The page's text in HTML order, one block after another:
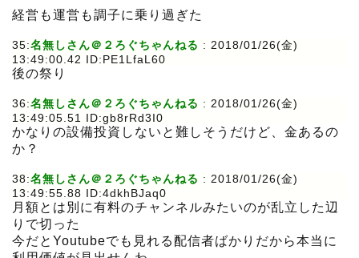
経営も運営も調子に乗り過ぎた
35:名無しさん＠２ろぐちゃんねる : 2018/01/26(金)
13:49:00.42 ID:PE1LfaL60
後の祭り
36:名無しさん＠２ろぐちゃんねる : 2018/01/26(金)
13:49:05.51 ID:gb8rRd3I0
かなりの設備投資しないと難しそうだけど、金あるの
か？
38:名無しさん＠２ろぐちゃんねる : 2018/01/26(金)
13:49:55.88 ID:4dkhBJaq0
月額とは別に有料のチャンネルみたいのが乱立した辺
りで切った
今だとYoutubeでも見れる配信者ばかりだから本当に